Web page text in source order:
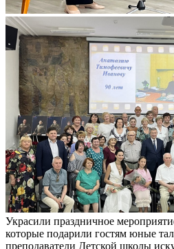
Украсили праздничное
которые подарили гостям юные
преподаватели Детской школы